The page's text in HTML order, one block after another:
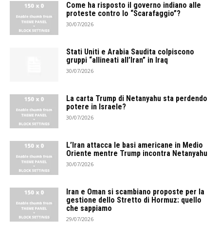
Come ha risposto il governo indiano alle
proteste contro lo “Scarafaggio”?
30/07/2026
Stati Uniti e Arabia Saudita colpiscono
gruppi “allineati all’Iran” in Iraq
30/07/2026
La carta Trump di Netanyahu sta perdendo
potere in Israele?
30/07/2026
L’Iran attacca le basi americane in Medio
Oriente mentre Trump incontra Netanyahu
30/07/2026
Iran e Oman si scambiano proposte per la
gestione dello Stretto di Hormuz: quello
che sappiamo
29/07/2026